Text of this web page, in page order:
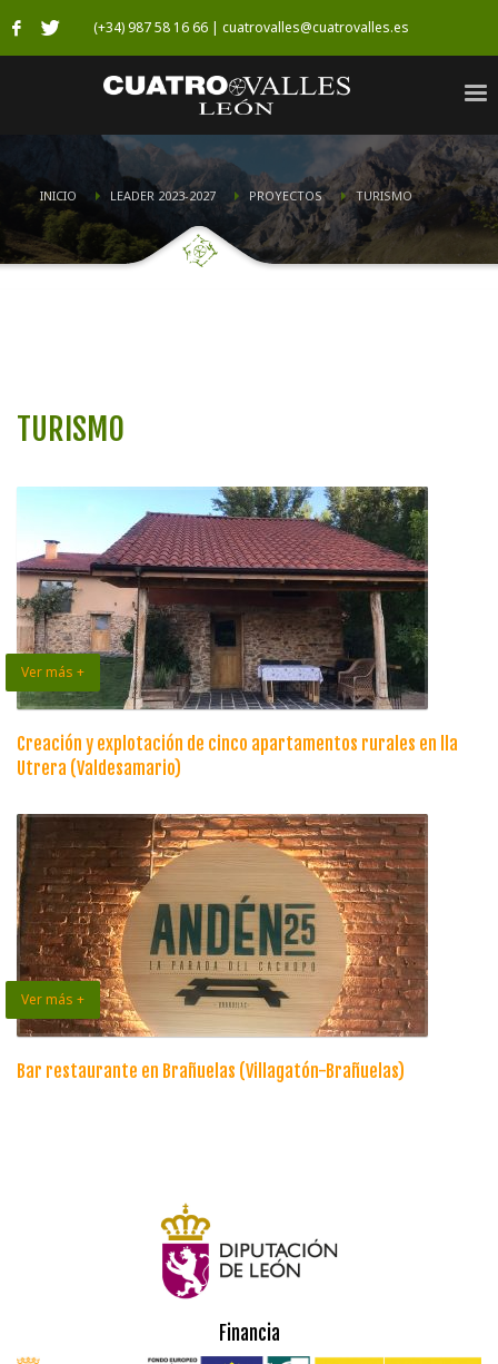
(+34) 987 58 16 66 | cuatrovalles@cuatrovalles.es
INICIO LEADER 2023-2027 PROYECTOS TURISMO
TURISMO
Ver más +
Creación y explotación de cinco apartamentos rurales en lla
Utrera (Valdesamario)
Ver más +
Bar restaurante en Brañuelas (Villagatón-Brañuelas)
Financia